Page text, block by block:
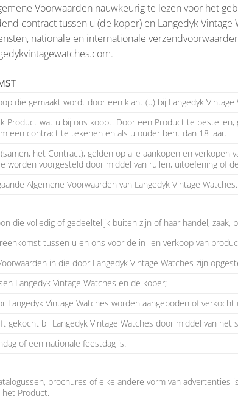
Voorwaarden nauwkeurig te lezen voor het
contract tussen u (de koper) en Langedyk
nationale en internationale
.
die gemaakt wordt door een klant (u) bij Langedyk Vintage
Product wat u bij ons koopt. Door een Product te
een contract te tekenen en als u ouder bent dan 18 jaar.
het Contract), gelden op alle aankopen en verkopen
voorgesteld door middel van ruilen, uitoefening of
Algemene Voorwaarden van Langedyk Vintage Watches.
die volledig of gedeeltelijk buiten zijn of haar handel, zaak,
tussen u en ons voor de in- en verkoop van
in die door Langedyk Vintage Watches zijn
Langedyk Vintage Watches en de koper;
Vintage Watches worden aangeboden of
bij Langedyk Vintage Watches door middel van het
of een nationale feestdag is.
brochures of elke andere vorm van
Product.